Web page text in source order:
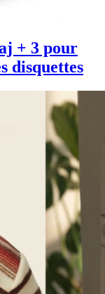
+ 3 pour
disquettes